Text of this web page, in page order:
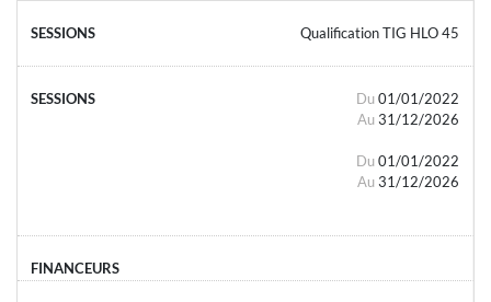
Qualification TIG HLO 45
Du 01/01/2022
Au 31/12/2026
Du 01/01/2022
Au 31/12/2026